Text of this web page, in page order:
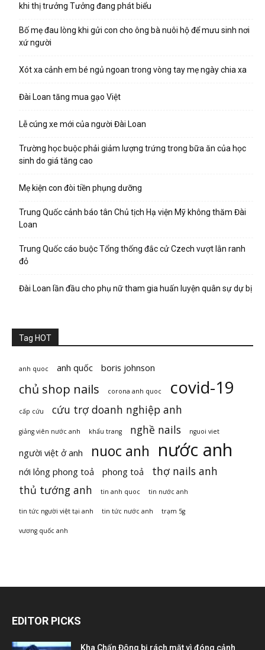
khi thị trưởng Tưởng đang phát biểu
Bố mẹ đau lòng khi gửi con cho ông bà nuôi hộ để mưu sinh nơi
xứ người
Xót xa cảnh em bé ngủ ngoan trong vòng tay mẹ ngày chia xa
Đài Loan tăng mua gạo Việt
Lễ cúng xe mới của người Đài Loan
Trường học buộc phải giảm lượng trứng trong bữa ăn của học
sinh do giá tăng cao
Mẹ kiện con đòi tiền phụng dưỡng
Trung Quốc cảnh báo tân Chủ tịch Hạ viện Mỹ không thăm Đài
Loan
Trung Quốc cáo buộc Tổng thống đắc cử Czech vượt lằn ranh
đỏ
Đài Loan lần đầu cho phụ nữ tham gia huấn luyện quân sự dự bị
Tag HOT
anh quoc anh quốc boris johnson
chủ shop nails corona anh quoc covid-19
cấp cứu cứu trợ doanh nghiệp anh
giảng viên nước anh khẩu trang nghề nails nguoi viet
người việt ở anh nuoc anh nước anh
nới lỏng phong toả phong toả
thợ nails anh
thủ tướng anh
tin anh quoc tin nước anh
tin tức người việt tại anh tin tức nước anh trạm 5g
vương quốc anh
EDITOR PICKS
Kha Chấn Đông bị rách mặt vì đóng cảnh